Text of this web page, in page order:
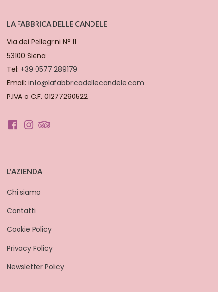
LA FABBRICA DELLE CANDELE
Via dei Pellegrini N° 11
53100 Siena
Tel: +39 0577 289179
Email: info@lafabbricadellecandele.com
P.IVA e C.F. 01277290522
L'AZIENDA
Chi siamo
Contatti
Cookie Policy
Privacy Policy
Newsletter Policy